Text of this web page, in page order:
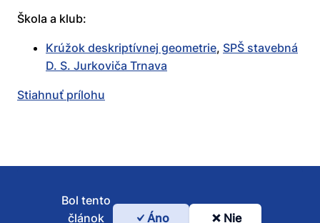
Škola a klub:
Krúžok deskriptívnej geometrie, SPŠ stavebná
D. S. Jurkoviča Trnava
Stiahnuť prílohu
Bol tento
článok
Áno Nie